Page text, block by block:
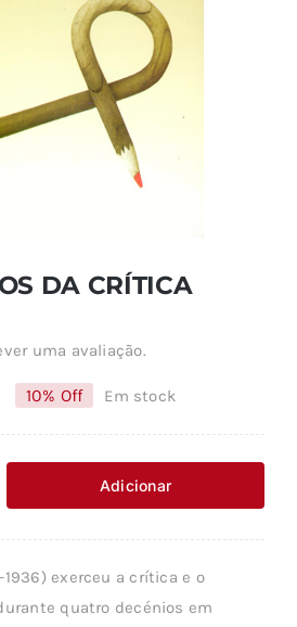
DA CRÍTICA
uma avaliação.
original
era:
é:
10% Off Em stock
Adicionar
1936) exerceu a crítica e o
quatro decénios em